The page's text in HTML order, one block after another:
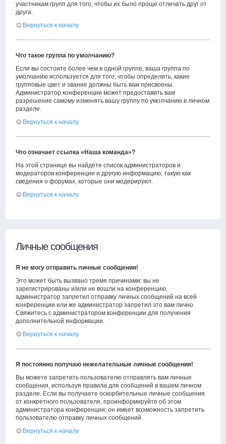
участникам групп для того, чтобы их было проще отличать друг от
друга.
Вернуться к началу
Что такое группа по умолчанию?
Если вы состоите более чем в одной группе, ваша группа по
умолчанию используется для того, чтобы определить, какие
групповые цвет и звание должны быть вам присвоены.
Администратор конференции может предоставить вам
разрешение самому изменять вашу группу по умолчанию в личном
разделе.
Вернуться к началу
Что означает ссылка «Наша команда»?
На этой странице вы найдёте список администраторов и
модераторов конференции и другую информацию, такую как
сведения о форумах, которые они модерируют.
Вернуться к началу
Личные сообщения
Я не могу отправить личные сообщения!
Это может быть вызвано тремя причинами: вы не
зарегистрированы и/или не вошли на конференцию,
администратор запретил отправку личных сообщений на всей
конференции или же администратор запретил это вам лично.
Свяжитесь с администратором конференции для получения
дополнительной информации.
Вернуться к началу
Я постоянно получаю нежелательные личные сообщения!
Вы можете запретить пользователю отправлять вам личные
сообщения, используя правила для сообщений в вашем личном
разделе. Если вы получаете оскорбительные личные сообщения
от конкретного пользователя, проинформируйте об этом
администратора конференции; он имеет возможность запретить
пользователю отправку личных сообщений.
Вернуться к началу